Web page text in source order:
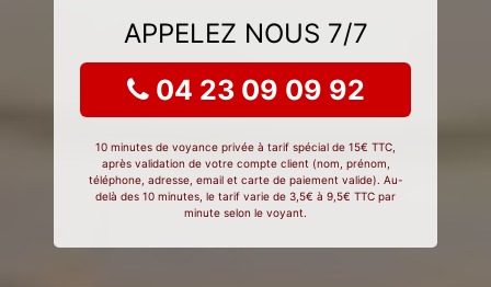
APPELEZ NOUS 7/7
04 23 09 09 92
10 minutes de voyance privée à tarif spécial de 15€ TTC,
après validation de votre compte client (nom, prénom,
téléphone, adresse, email et carte de paiement valide). Au-
delà des 10 minutes, le tarif varie de 3,5€ à 9,5€ TTC par
minute selon le voyant.